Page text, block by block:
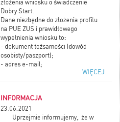
złożenia wniosku o świadczenie
Dobry Start.
Dane niezbędne do złożenia profilu
na PUE ZUS i prawidłowego
wypełnienia wniosku to:
- dokument tożsamości (dowód
osobisty/paszport);
- adres e-mail;
- numer rachunku bankowego.
Osoby zainteresowane proszone są o
zabranie ze sobą powyższych danych.
WIĘCEJ
INFORMACJA
23.06.2021
Uprzejmie informujemy, że w